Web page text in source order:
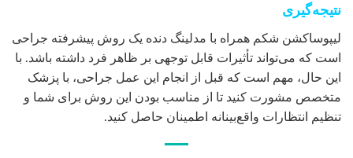
نتیجه‌گیری
لیپوساکشن شکم همراه با مدلینگ دنده یک روش پیشرفته جراحی
است که می‌تواند تأثیرات قابل توجهی بر ظاهر فرد داشته باشد. با
این حال، مهم است که قبل از انجام این عمل جراحی، با پزشک
متخصص مشورت کنید تا از مناسب بودن این روش برای شما و
تنظیم انتظارات واقع‌بینانه اطمینان حاصل کنید.